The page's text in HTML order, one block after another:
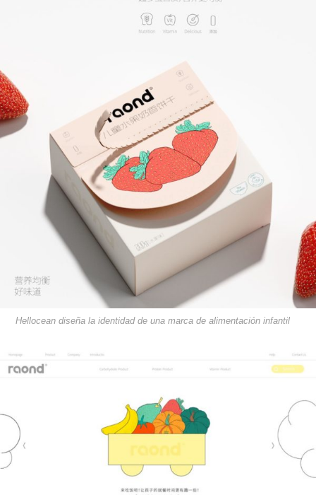
Hellocean diseña la identidad de una marca de alimentación infantil